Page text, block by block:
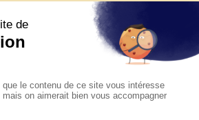
La visite pastorale du pape Léon
XIV à Assise à suivre sur KTO le
jeudi 6 août
Le pape en Uruguay, Argentine et
Pérou du 6 au 17 novembre 2026